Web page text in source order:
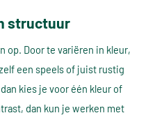
structuur
op. Door te variëren in kleur,
een speels of juist rustig
kies je voor één kleur of
dan kun je werken met